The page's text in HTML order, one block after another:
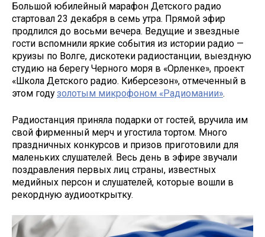
Большой юбилейный марафон Детского радио
стартовал 23 декабря в семь утра. Прямой эфир
продлился до восьми вечера. Ведущие и звездные
гости вспомнили яркие события из истории радио —
круизы по Волге, дискотеки радиостанции, выездную
студию на берегу Черного моря в «Орленке», проект
«Школа Детского радио. Киберсезон», отмеченный в
этом годузолотым микрофоном «Радиомании».
Радиостанция приняла подарки от гостей, вручила им
свой фирменный мерч и угостила тортом. Много
праздничных конкурсов и призов приготовили для
маленьких слушателей. Весь день в эфире звучали
поздравления первых лиц страны, известных
медийных персон и слушателей, которые вошли в
рекордную аудиооткрытку.